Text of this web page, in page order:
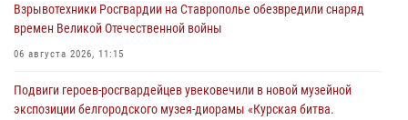
Взрывотехники Росгвардии на Ставрополье обезвредили снаряд
времен Великой Отечественной войны
06 августа 2026, 11:15
Подвиги героев‑росгвардейцев увековечили в новой музейной
экспозиции белгородского музея‑диорамы «Курская битва.